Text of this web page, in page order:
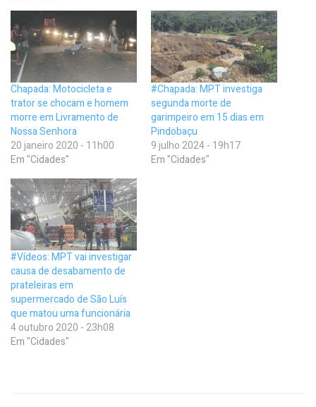
Chapada: Motocicleta e
trator se chocam e homem
morre em Livramento de
Nossa Senhora
20 janeiro 2020 - 11h00
Em "Cidades"
#Chapada: MPT investiga
segunda morte de
garimpeiro em 15 dias em
Pindobaçu
9 julho 2024 - 19h17
Em "Cidades"
#Vídeos: MPT vai investigar
causa de desabamento de
prateleiras em
supermercado de São Luís
que matou uma funcionária
4 outubro 2020 - 23h08
Em "Cidades"